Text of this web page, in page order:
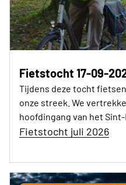
Fietstocht 17-09-
Tijdens deze tocht
onze streek. We
hoofdingang van het
Fietstocht juli 2026